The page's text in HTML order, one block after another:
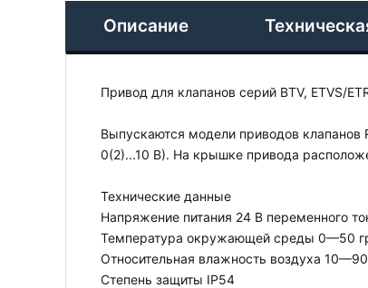
Описание
Привод для клапанов серий BTV, ETVS/
Выпускаются модели приводов
0(2)...10 В). На крышке привода
Технические данные
Напряжение питания 24 В переменного
Температура окружающей среды 0—50
Относительная влажность воздуха
Степень защиты IP54